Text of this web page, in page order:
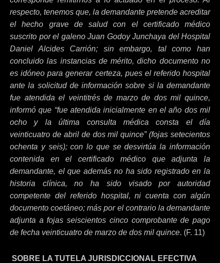
respecto, tenemos que, la demandante pretende acreditar
el hecho grave de salud con el certificado médico
suscrito por el galeno Juan Godoy Junchaya del Hospital
Daniel Alcides Carrión; sin embargo, tal como han
concluido las instancias de mérito, dicho documento no
es idóneo para generar certeza, pues el referido hospital
ante la solicitud de información sobre si la demandante
fue atendida el veintitrés de marzo de dos mil quince,
informó que “fue atendida inicialmente en el año dos mil
ocho y la última consulta médica consta el día
veinticuatro de abril de dos mil quince” (fojas setecientos
ochenta y seis); con lo que se desvirtúa la información
contenida en el certificado médico que adjunta la
demandante, el que además no ha sido registrado en la
historia clínica, no ha sido visado por autoridad
competente del referido hospital, ni cuenta con algún
documento coetáneo; más por el contrario la demandante
adjunta a fojas seiscientos cinco comprobante de pago
de fecha veinticuatro de marzo de dos mil quince. (F. 11)
SOBRE LA TUTELA JURISDICCIONAL EFECTIVA